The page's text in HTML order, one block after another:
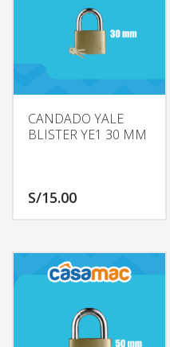
CANDADO YALE
BLISTER YE1 30 MM
S/15.00